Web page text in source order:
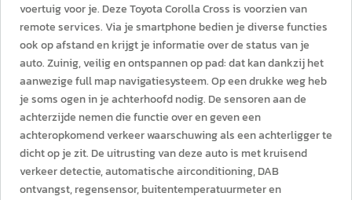
voertuig voor je. Deze Toyota Corolla Cross is voorzien van
remote services. Via je smartphone bedien je diverse functies
ook op afstand en krijgt je informatie over de status van je
auto. Zuinig, veilig en ontspannen op pad: dat kan dankzij het
aanwezige full map navigatiesysteem. Op een drukke weg heb
je soms ogen in je achterhoofd nodig. De sensoren aan de
achterzijde nemen die functie over en geven een
achteropkomend verkeer waarschuwing als een achterligger te
dicht op je zit. De uitrusting van deze auto is met kruisend
verkeer detectie, automatische airconditioning, DAB
ontvangst, regensensor, buitentemperatuurmeter en